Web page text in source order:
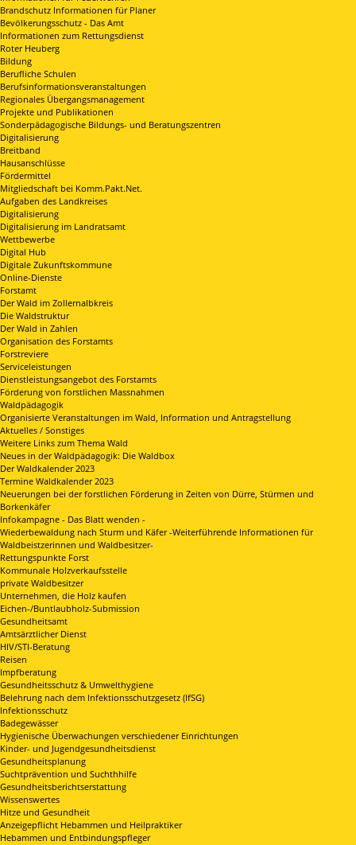
Brandschutz Informationen für Planer
Bevölkerungsschutz - Das Amt
Informationen zum Rettungsdienst
Roter Heuberg
Bildung
Berufliche Schulen
Berufsinformationsveranstaltungen
Regionales Übergangsmanagement
Projekte und Publikationen
Sonderpädagogische Bildungs- und Beratungszentren
Digitalisierung
Breitband
Hausanschlüsse
Fördermittel
Mitgliedschaft bei Komm.Pakt.Net.
Aufgaben des Landkreises
Digitalisierung
Digitalisierung im Landratsamt
Wettbewerbe
Digital Hub
Digitale Zukunftskommune
Online-Dienste
Forstamt
Der Wald im Zollernalbkreis
Die Waldstruktur
Der Wald in Zahlen
Organisation des Forstamts
Forstreviere
Serviceleistungen
Dienstleistungsangebot des Forstamts
Förderung von forstlichen Massnahmen
Waldpädagogik
Organisierte Veranstaltungen im Wald, Information und Antragstellung
Aktuelles / Sonstiges
Weitere Links zum Thema Wald
Neues in der Waldpädagogik: Die Waldbox
Der Waldkalender 2023
Termine Waldkalender 2023
Neuerungen bei der forstlichen Förderung in Zeiten von Dürre, Stürmen und
Borkenkäfer
Infokampagne - Das Blatt wenden -
Wiederbewaldung nach Sturm und Käfer -Weiterführende Informationen für
Waldbeistzerinnen und Waldbesitzer-
Rettungspunkte Forst
Kommunale Holzverkaufsstelle
private Waldbesitzer
Unternehmen, die Holz kaufen
Eichen-/Buntlaubholz-Submission
Gesundheitsamt
Amtsärztlicher Dienst
HIV/STI-Beratung
Reisen
Impfberatung
Gesundheitsschutz & Umwelthygiene
Belehrung nach dem Infektionsschutzgesetz (IfSG)
Infektionsschutz
Badegewässer
Hygienische Überwachungen verschiedener Einrichtungen
Kinder- und Jugendgesundheitsdienst
Gesundheitsplanung
Suchtprävention und Suchthhilfe
Gesundheitsberichtserstattung
Wissenswertes
Hitze und Gesundheit
Anzeigepflicht Hebammen und Heilpraktiker
Hebammen und Entbindungspfleger